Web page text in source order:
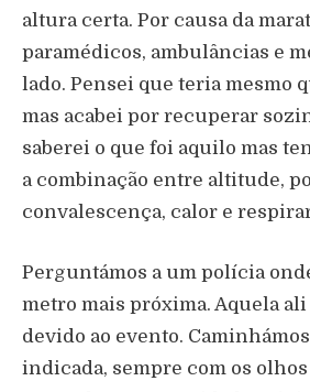
altura certa. Por causa da
paramédicos, ambulâncias e
lado. Pensei que teria mesmo
mas acabei por recuperar
saberei o que foi aquilo mas
a combinação entre altitude,
convalescença, calor e
Perguntámos a um polícia
metro mais próxima. Aquela ali
devido ao evento.
indicada, sempre com os